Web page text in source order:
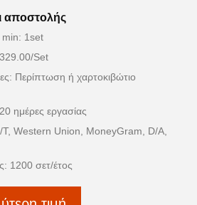
αποστολής
min: 1set
Set
Περίπτωση ή χαρτοκιβώτιο
ημέρες εργασίας
Western Union, MoneyGram, D/A,
1200 σετ/έτος